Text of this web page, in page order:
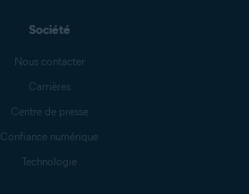
Société
Nous contacter
Carrières
Centre de presse
Confiance numérique
Technologie